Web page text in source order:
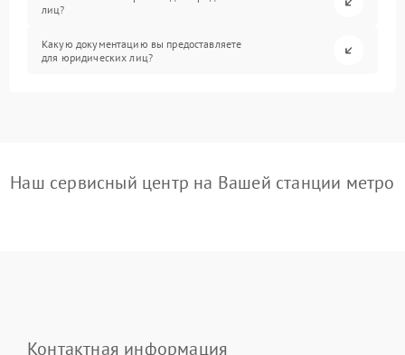
лиц?
Какую документацию вы предоставляете
для юридических лиц?
Наш сервисный центр на Вашей станции метро
Контактная информация